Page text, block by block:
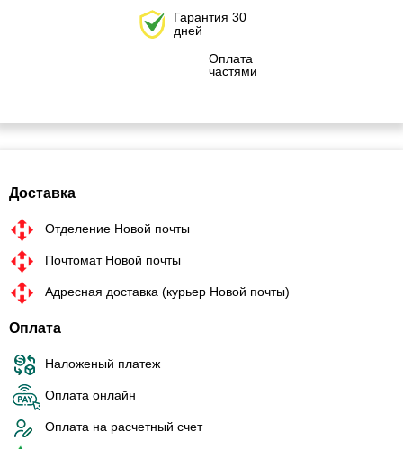
Гарантия 30
дней
Оплата
частями
Доставка
Отделение Новой почты
Почтомат Новой почты
Адресная доставка (курьер Новой почты)
Оплата
Наложеный платеж
Оплата онлайн
Оплата на расчетный счет